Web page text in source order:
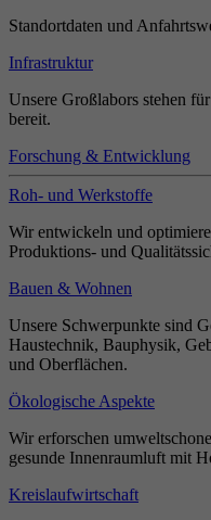
Standortdaten und
Infrastruktur
Unsere Großlabors stehen
bereit.
Forschung & Entwicklung
Roh- und Werkstoffe
Wir entwickeln und
Produktions- und
Bauen & Wohnen
Unsere Schwerpunkte sind
Haustechnik, Bauphysik,
und Oberflächen.
Ökologische Aspekte
Wir erforschen
gesunde Innenraumluft mit
Kreislaufwirtschaft